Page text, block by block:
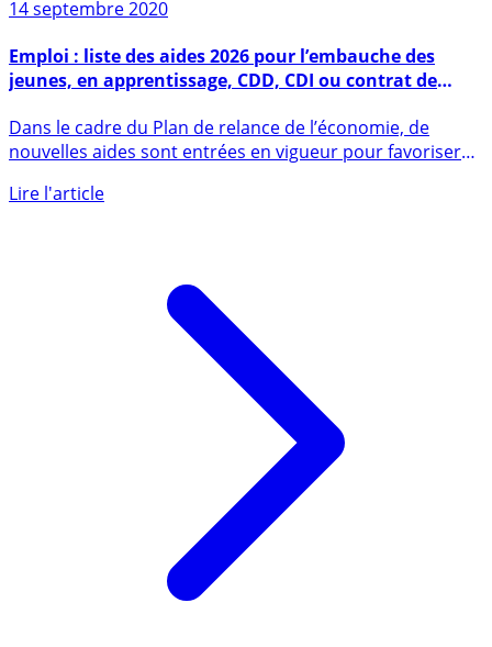
Emploi : liste des aides 2026 pour l’embauche des
professionnalisation
Dans le cadre du Plan de relance de l’économie, de
l’embauche (...)